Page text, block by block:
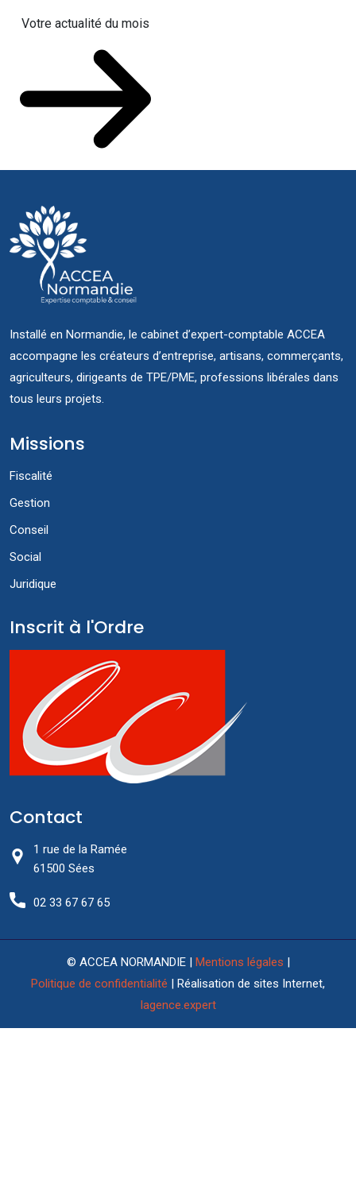
Votre actualité du mois
Installé en Normandie, le cabinet d’expert-comptable ACCEA
accompagne les créateurs d’entreprise, artisans, commerçants,
agriculteurs, dirigeants de TPE/PME, professions libérales dans
tous leurs projets.
Missions
Fiscalité
Gestion
Conseil
Social
Juridique
Inscrit à l'Ordre
Contact
1 rue de la Ramée
61500 Sées
02 33 67 67 65
© ACCEA NORMANDIE | Mentions légales |
Politique de confidentialité | Réalisation de sites Internet,
lagence.expert